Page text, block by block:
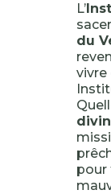
L’
du
vivre
divin
pour